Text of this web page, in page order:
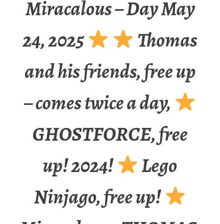
Miracalous – Day May
24, 2025
Thomas
and his friends, free up
– comes twice a day,
GHOSTFORCE, free
up! 2024!
Lego
Ninjago, free up!